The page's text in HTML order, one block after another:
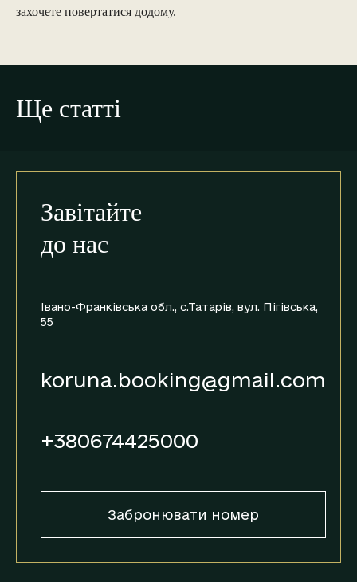
захочете повертатися додому.
Ще статті
Завітайте
до нас
Івано-Франківська обл., с.Татарів, вул. Пігівська,
55
koruna.booking@gmail.com
+380674425000
Забронювати номер